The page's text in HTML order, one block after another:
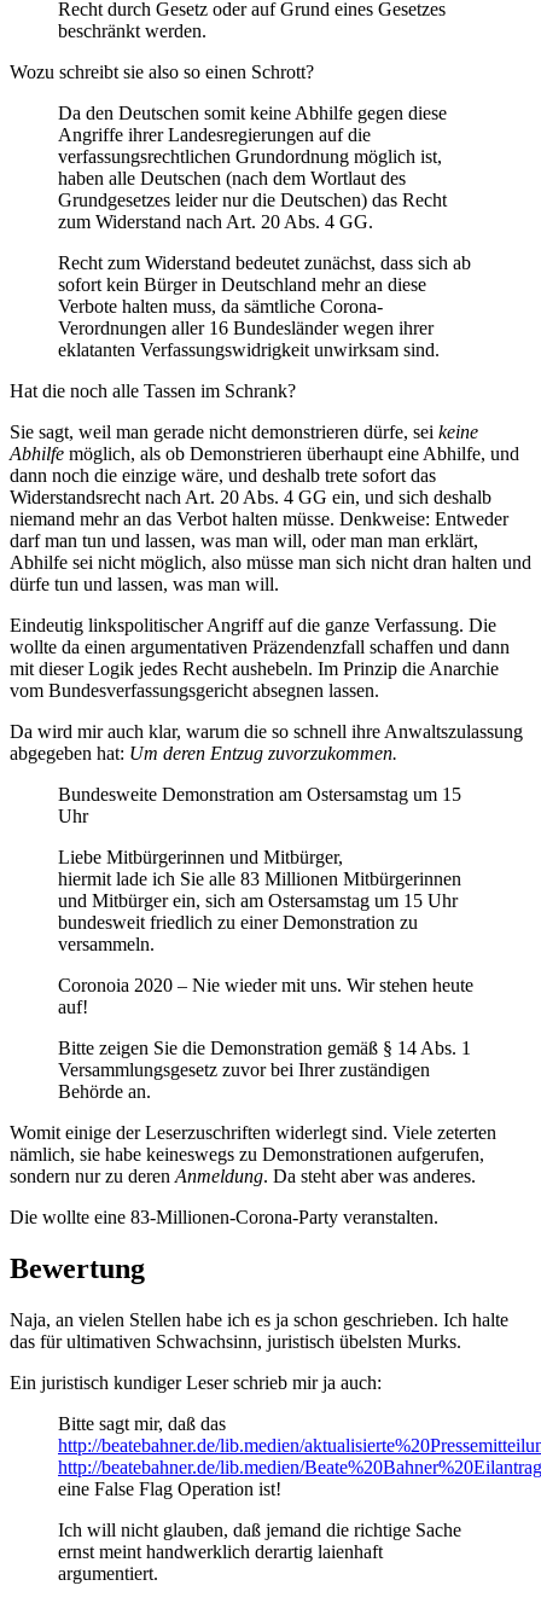
Recht durch Gesetz oder auf Grund eines Gesetzes
beschränkt werden.
Wozu schreibt sie also so einen Schrott?
Da den Deutschen somit keine Abhilfe gegen diese
Angriffe ihrer Landesregierungen auf die
verfassungsrechtlichen Grundordnung möglich ist,
haben alle Deutschen (nach dem Wortlaut des
Grundgesetzes leider nur die Deutschen) das Recht
zum Widerstand nach Art. 20 Abs. 4 GG.
Recht zum Widerstand bedeutet zunächst, dass sich ab
sofort kein Bürger in Deutschland mehr an diese
Verbote halten muss, da sämtliche Corona-
Verordnungen aller 16 Bundesländer wegen ihrer
eklatanten Verfassungswidrigkeit unwirksam sind.
Hat die noch alle Tassen im Schrank?
Sie sagt, weil man gerade nicht demonstrieren dürfe, sei keine
Abhilfe möglich, als ob Demonstrieren überhaupt eine Abhilfe, und
dann noch die einzige wäre, und deshalb trete sofort das
Widerstandsrecht nach Art. 20 Abs. 4 GG ein, und sich deshalb
niemand mehr an das Verbot halten müsse. Denkweise: Entweder
darf man tun und lassen, was man will, oder man man erklärt,
Abhilfe sei nicht möglich, also müsse man sich nicht dran halten und
dürfe tun und lassen, was man will.
Eindeutig linkspolitischer Angriff auf die ganze Verfassung. Die
wollte da einen argumentativen Präzendenzfall schaffen und dann
mit dieser Logik jedes Recht aushebeln. Im Prinzip die Anarchie
vom Bundesverfassungsgericht absegnen lassen.
Da wird mir auch klar, warum die so schnell ihre Anwaltszulassung
abgegeben hat: Um deren Entzug zuvorzukommen.
Bundesweite Demonstration am Ostersamstag um 15
Uhr
Liebe Mitbürgerinnen und Mitbürger,
hiermit lade ich Sie alle 83 Millionen Mitbürgerinnen
und Mitbürger ein, sich am Ostersamstag um 15 Uhr
bundesweit friedlich zu einer Demonstration zu
versammeln.
Coronoia 2020 – Nie wieder mit uns. Wir stehen heute
auf!
Bitte zeigen Sie die Demonstration gemäß § 14 Abs. 1
Versammlungsgesetz zuvor bei Ihrer zuständigen
Behörde an.
Womit einige der Leserzuschriften widerlegt sind. Viele zeterten
nämlich, sie habe keineswegs zu Demonstrationen aufgerufen,
sondern nur zu derenAnmeldung. Da steht aber was anderes.
Die wollte eine 83-Millionen-Corona-Party veranstalten.
Bewertung
Naja, an vielen Stellen habe ich es ja schon geschrieben. Ich halte
das für ultimativen Schwachsinn, juristisch übelsten Murks.
Ein juristisch kundiger Leser schrieb mir ja auch:
Bitte sagt mir, daß das
http://beatebahner.de/lib.medien/
http://beatebahner.de/lib.medien/
eine False Flag Operation ist!
Ich will nicht glauben, daß jemand die richtige Sache
ernst meint handwerklich derartig laienhaft
argumentiert.